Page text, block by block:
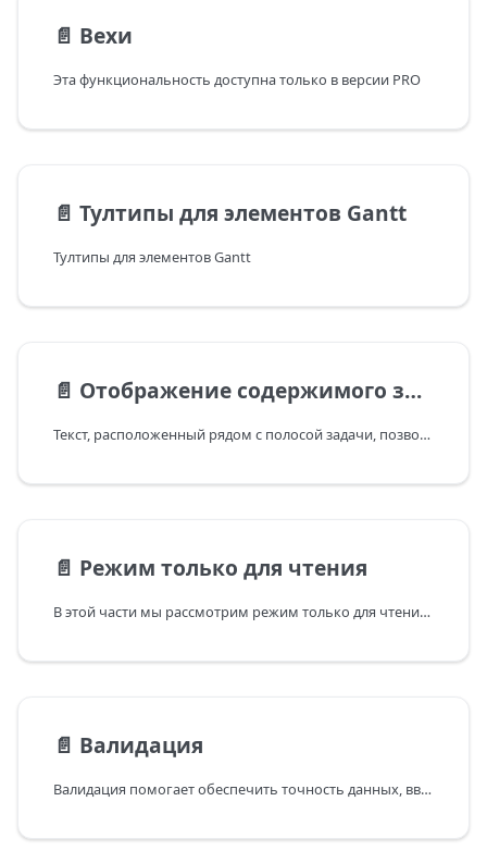
📄️ Вехи
Эта функциональность доступна только в версии PRO
📄️ Тултипы для элементов Gantt
Тултипы для элементов Gantt
📄️ Отображение содержимого задач
Текст, расположенный рядом с полосой задачи, позволяет отобразить дополнительную информацию, связанную с задачей.
📄️ Режим только для чтения
В этой части мы рассмотрим режим только для чтения в контексте двух ситуаций:
📄️ Валидация
Валидация помогает обеспечить точность данных, вводимых пользователями, и предотвращает сохранение некорректных значений. Например, это может предотвратить назначение двух задач одному сотруднику в одно и то же время.